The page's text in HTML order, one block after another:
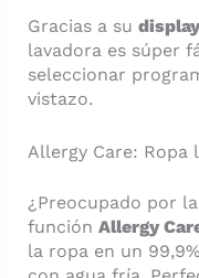
Gracias a su
lavadora es súper
seleccionar
vistazo.
Allergy Care: Ropa
¿Preocupado por
función Allergy
la ropa en un